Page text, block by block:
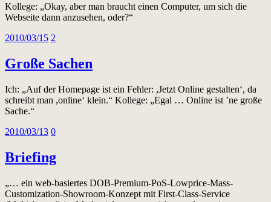
Kollege: „Okay, aber man braucht einen Computer, um sich die
Webseite dann anzusehen, oder?“
2010/03/15 2
Große Sachen
Ich: „Auf der Homepage ist ein Fehler: ,Jetzt Online gestalten‘, da
schreibt man ,online‘ klein.“ Kollege: „Egal … Online ist ’ne große
Sache.“
2010/03/13 0
Briefing
„… ein web-basiertes DOB-Premium-PoS-Lowprice-Mass-
Customization-Showroom-Konzept mit First-Class-Service